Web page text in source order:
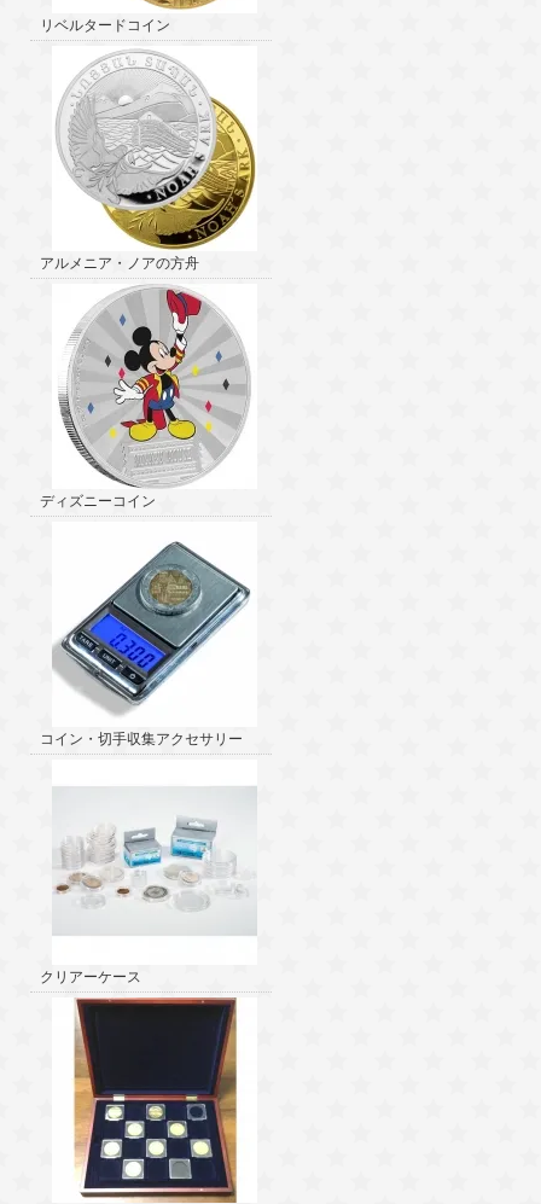
リベルタードコイン
アルメニア・ノアの方舟
ディズニーコイン
コイン・切手収集アクセサリー
クリアーケース